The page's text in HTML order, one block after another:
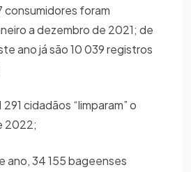
consumidores foram
a dezembro de 2021; de
ano já são 10 039 registros
cidadãos “limparam” o
2022;
ano, 34 155 bageenses